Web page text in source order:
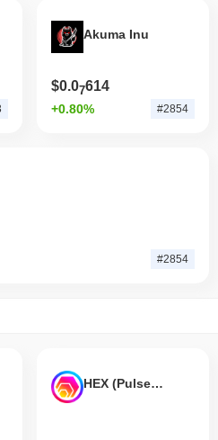
indica un ritardo temporaneo
rispetto allo slancio del mercato più
Akuma Inu
$0.07614
+0.80% #2854
#2854
HEX (Pulsechain)